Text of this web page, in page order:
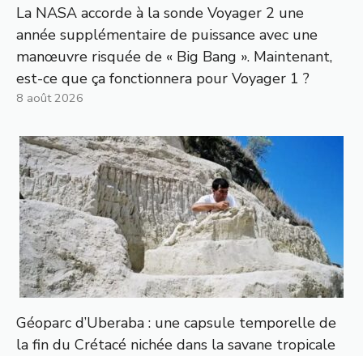
La NASA accorde à la sonde Voyager 2 une
année supplémentaire de puissance avec une
manœuvre risquée de « Big Bang ». Maintenant,
est-ce que ça fonctionnera pour Voyager 1 ?
8 août 2026
Géoparc d’Uberaba : une capsule temporelle de
la fin du Crétacé nichée dans la savane tropicale